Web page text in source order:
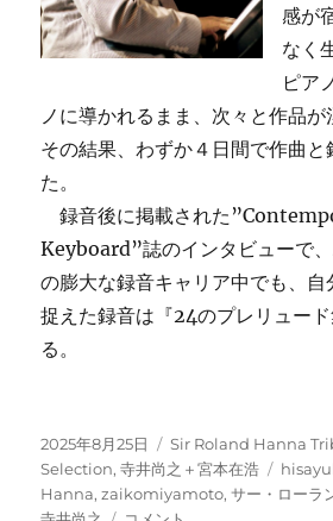
感が
なく
ピア
ノに導かれるまま、次々と作品が
その結果、わずか４日間で作曲と
た。
録音後に掲載された
Keyboard”誌のインタビューで
の膨大な録音キャリア中でも、自
捉えた録音は『24のプレリュー
る。
投
稿
日:
2025年8月25日
カ
テ
ゴ
Sir Roland Hanna
Selection,寺井尚之＋宮本在浩
タ
グ
Hanna,zaikomiyamoto,サー・ローラ